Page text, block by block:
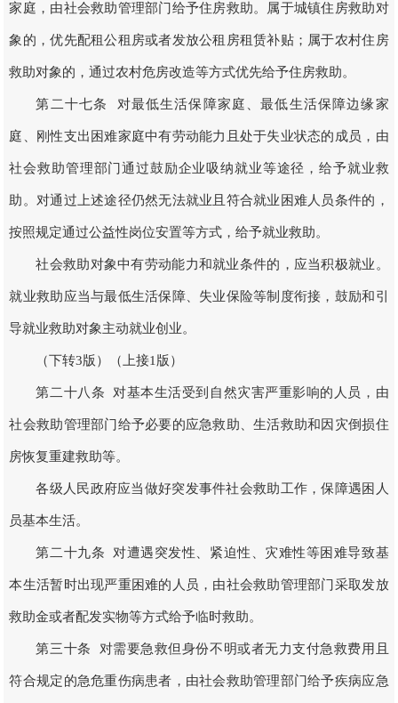
家庭，由社会救助管理部门给予住房救助。属于城镇住房救助对
象的，优先配租公租房或者发放公租房租赁补贴；属于农村住房
救助对象的，通过农村危房改造等方式优先给予住房救助。
第二十七条 对最低生活保障家庭、最低生活保障边缘家
庭、刚性支出困难家庭中有劳动能力且处于失业状态的成员，由
社会救助管理部门通过鼓励企业吸纳就业等途径，给予就业救
助。对通过上述途径仍然无法就业且符合就业困难人员条件的，
按照规定通过公益性岗位安置等方式，给予就业救助。
社会救助对象中有劳动能力和就业条件的，应当积极就业。
就业救助应当与最低生活保障、失业保险等制度衔接，鼓励和引
导就业救助对象主动就业创业。
（下转3版）（上接1版）
第二十八条 对基本生活受到自然灾害严重影响的人员，由
社会救助管理部门给予必要的应急救助、生活救助和因灾倒损住
房恢复重建救助等。
各级人民政府应当做好突发事件社会救助工作，保障遇困人
员基本生活。
第二十九条 对遭遇突发性、紧迫性、灾难性等困难导致基
本生活暂时出现严重困难的人员，由社会救助管理部门采取发放
救助金或者配发实物等方式给予临时救助。
第三十条 对需要急救但身份不明或者无力支付急救费用且
符合规定的急危重伤病患者，由社会救助管理部门给予疾病应急